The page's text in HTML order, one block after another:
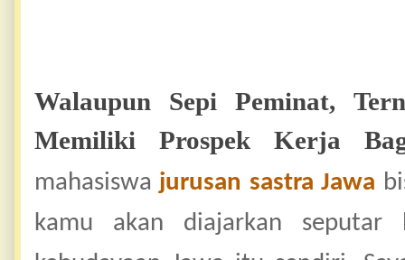
Walaupun Sepi Peminat,
Memiliki Prospek Kerja
mahasiswa jurusan sastra Jawa
kamu akan diajarkan seputar